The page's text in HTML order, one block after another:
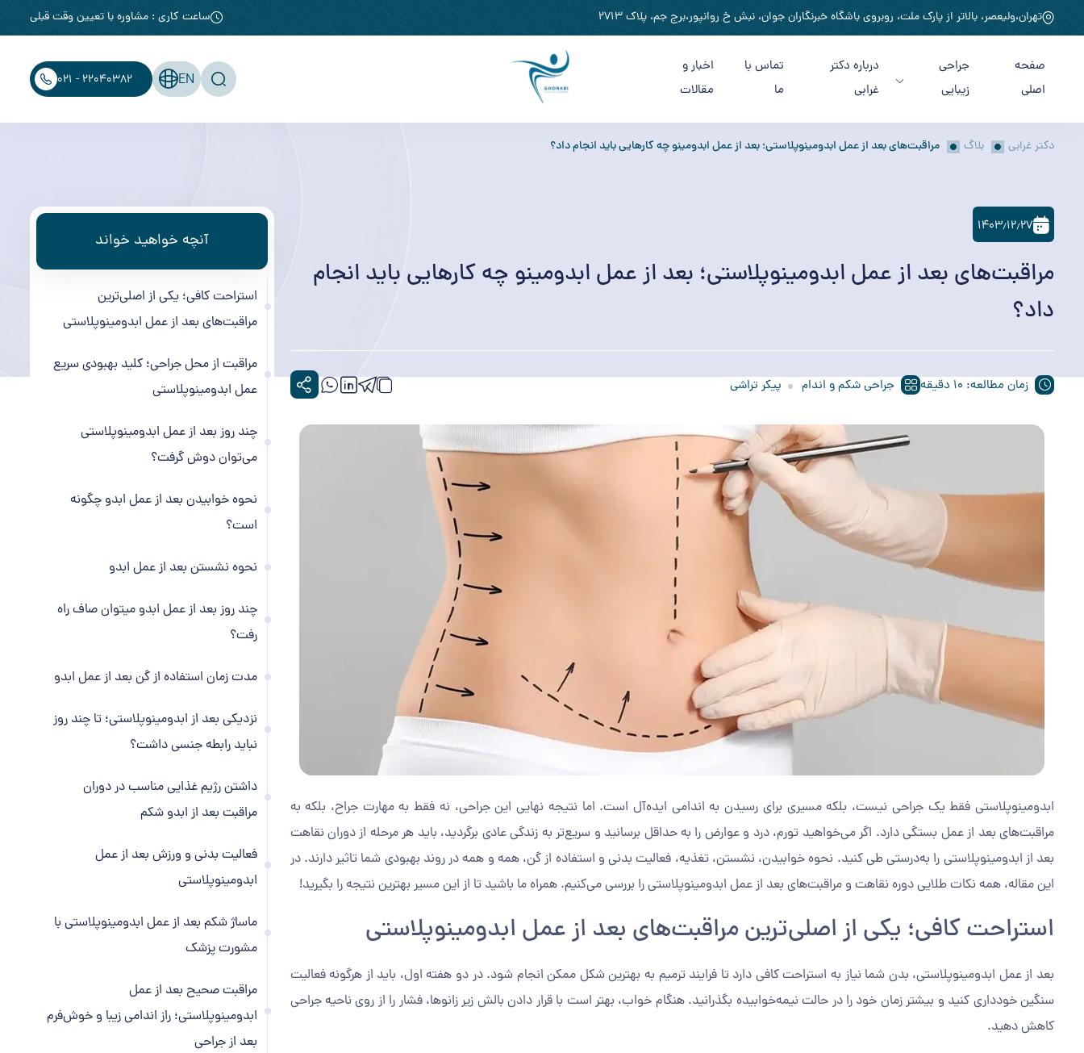
تهران،ولیعصر، بالاتر از پارک ملت، روبروی باشگاه خبرنگاران جوان، نبش خ روانپور،برج جم، پلاک 2713 ساعت کاری : مشاوره با تعیین وقت قبلی
صفحه
اصلی
جراحی
زیبایی
درباره دکتر
غرابی
تماس با
ما
اخبار و
مقالات
EN
021 - 22040382
دکتر غرابی بلاگ مراقبت‌های بعد از عمل ابدومینوپلاستی؛ بعد از عمل ابدومینو چه کارهایی باید انجام داد؟
۱۴۰۳٫۱۲٫۲۷
مراقبت‌های بعد از عمل ابدومینوپلاستی؛ بعد از عمل ابدومینو چه کارهایی باید انجام
داد؟
زمان مطالعه: 10 دقیقه جراحی شکم و اندام پیکر تراشی
ابدومینوپلاستی فقط یک جراحی نیست، بلکه مسیری برای رسیدن به اندامی ایده‌آل است. اما نتیجه نهایی این جراحی، نه فقط به مهارت جراح، بلکه به
مراقبت‌های بعد از عمل بستگی دارد. اگر می‌خواهید تورم، درد و عوارض را به حداقل برسانید و سریع‌تر به زندگی عادی برگردید، باید هر مرحله از دوران نقاهت
بعد از ابدومینوپلاستی را به‌درستی طی کنید. نحوه خوابیدن، نشستن، تغذیه، فعالیت بدنی و استفاده از گن، همه و همه در روند بهبودی شما تاثیر دارند. در
این مقاله، همه نکات طلایی دوره نقاهت و مراقبت‌های بعد از عمل ابدومینوپلاستی را بررسی می‌کنیم. همراه ما باشید تا از این مسیر بهترین نتیجه را بگیرید!
استراحت کافی؛ یکی از اصلی‌ترین مراقبت‌های بعد از عمل ابدومینوپلاستی
بعد از عمل ابدومینوپلاستی، بدن شما نیاز به استراحت کافی دارد تا فرایند ترمیم به بهترین شکل ممکن انجام شود. در دو هفته اول، باید از هرگونه فعالیت
سنگین خودداری کنید و بیشتر زمان خود را در حالت نیمه‌خوابیده بگذرانید. هنگام خواب، بهتر است با قرار دادن بالش زیر زانوها، فشار را از روی ناحیه جراحی
کاهش دهید.
آنچه خواهید خواند
استراحت کافی؛ یکی از اصلی‌ترین
مراقبت‌های بعد از عمل ابدومینوپلاستی
مراقبت از محل جراحی؛ کلید بهبودی سریع
عمل ابدومینوپلاستی
چند روز بعد از عمل ابدومینوپلاستی
می‌توان دوش گرفت؟
نحوه خوابیدن بعد از عمل ابدو چگونه
است؟
نحوه نشستن بعد از عمل ابدو
چند روز بعد از عمل ابدو میتوان صاف راه
رفت؟
مدت زمان استفاده از گن بعد از عمل ابدو
نزديكی بعد از ابدومينوپلاستی؛ تا چند روز
نباید رابطه جنسی داشت؟
داشتن رژیم غذایی مناسب در دوران
مراقبت بعد از ابدو شکم
فعالیت بدنی و ورزش بعد از عمل
ابدومینوپلاستی
ماساژ شکم بعد از عمل ابدومینوپلاستی با
مشورت پزشک
مراقبت صحیح بعد از عمل
ابدومینوپلاستی؛ راز اندامی زیبا و خوش‌فرم
بعد از جراحی